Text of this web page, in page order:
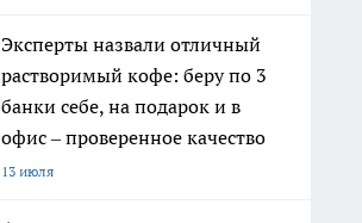
Эксперты назвали отличный
растворимый кофе: беру по 3
банки себе, на подарок и в
офис – проверенное качество
13 июля